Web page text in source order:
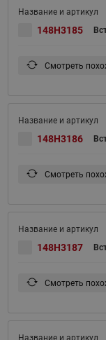
148H3185
Смотреть
148H3186
Смотреть
148H3187
Смотреть